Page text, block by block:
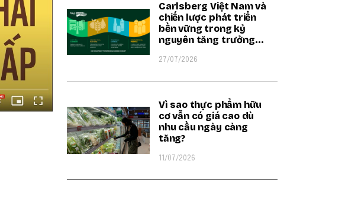
Carlsberg Việt Nam và
chiến lược phát triển
bền vững trong kỷ
nguyên tăng trưởng
27/07/2026
Vì sao thực phẩm hữu
cơ vẫn có giá cao dù
nhu cầu ngày càng
tăng?
11/07/2026